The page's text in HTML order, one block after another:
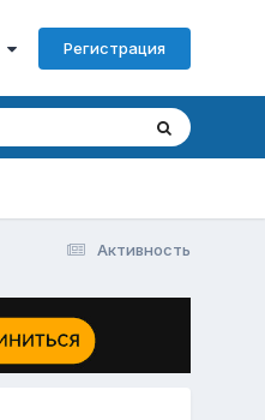
Регистрация
Активность